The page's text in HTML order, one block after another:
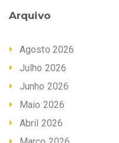
Arquivo
Agosto 2026
Julho 2026
Junho 2026
Maio 2026
Abril 2026